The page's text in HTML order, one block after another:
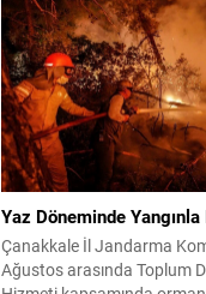
Yaz Döneminde
Çanakkale İl Jandarma
Ağustos arasında Toplum